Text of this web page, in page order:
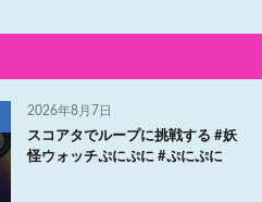
2026年8月7日
スコアタでループに挑戦する #妖
怪ウォッチぷにぷに #ぷにぷに